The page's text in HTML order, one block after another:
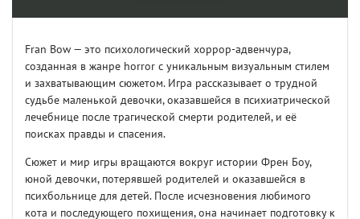
Fran Bow — это психологический хоррор-адвенчура,
созданная в жанре horror с уникальным визуальным стилем
и захватывающим сюжетом. Игра рассказывает о трудной
судьбе маленькой девочки, оказавшейся в психиатрической
лечебнице после трагической смерти родителей, и её
поисках правды и спасения.
Сюжет и мир игры вращаются вокруг истории Френ Боу,
юной девочки, потерявшей родителей и оказавшейся в
психбольнице для детей. После исчезновения любимого
кота и последующего похищения, она начинает подготовку к